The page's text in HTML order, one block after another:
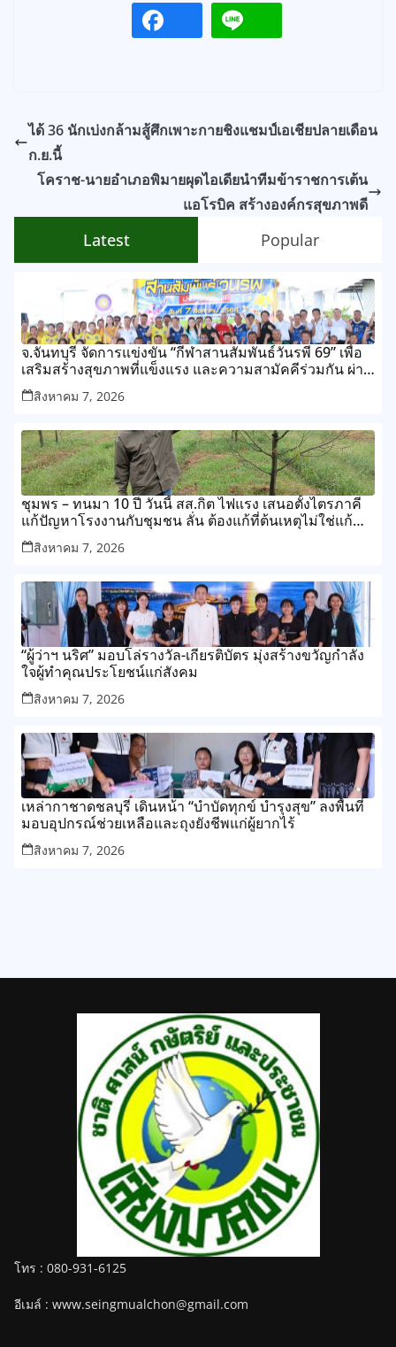
ได้ 36 นักเบ่งกล้ามสู้ศึกเพาะกายชิงแชมป์เอเชียปลายเดือน
ก.ย.นี้
โคราช-นายอำเภอพิมายผุดไอเดียนำทีมข้าราชการเต้น
แอโรบิค สร้างองค์กรสุขภาพดี
Latest Popular
จ.จันทบุรี จัดการแข่งขัน “กีฬาสานสัมพันธ์วันรพี 69” เพื่อ
เสริมสร้างสุขภาพที่แข็งแรง และความสามัคคีร่วมกัน ผ่าน
การแข่งขันกีฬาและกิจกรรมนันทนาการ
สิงหาคม 7, 2026
ชุมพร – ทนมา 10 ปี วันนี้ สส.กิต ไฟแรง เสนอตั้งไตรภาคี
แก้ปัญหาโรงงานกับชุมชน ลั่น ต้องแก้ที่ต้นเหตุไม่ใช่แก้
ปลายเหตุไม่รู้จบ
สิงหาคม 7, 2026
“ผู้ว่าฯ นริศ” มอบโล่รางวัล-เกียรติบัตร มุ่งสร้างขวัญกำลัง
ใจผู้ทำคุณประโยชน์แก่สังคม
สิงหาคม 7, 2026
เหล่ากาชาดชลบุรี เดินหน้า “บำบัดทุกข์ บำรุงสุข” ลงพื้นที่
มอบอุปกรณ์ช่วยเหลือและถุงยังชีพแก่ผู้ยากไร้
สิงหาคม 7, 2026
โทร : 080-931-6125
อีเมล์ : www.seingmualchon@gmail.com